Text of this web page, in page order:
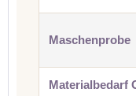
Maschenprobe
Materialbedarf